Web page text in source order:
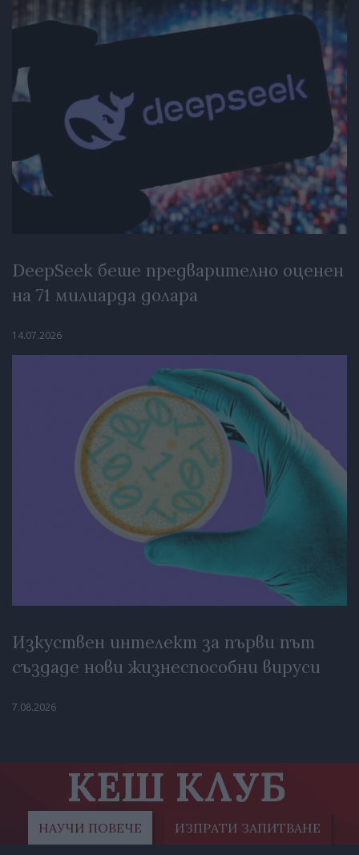
DeepSeek беше предварително оценен
на 71 милиарда долара
14.07.2026
Изкуствен интелект за първи път
създаде нови жизнеспособни вируси
7.08.2026
КЕШ КЛУБ
НАУЧИ ПОВЕЧЕ ИЗПРАТИ ЗАПИТВАНЕ